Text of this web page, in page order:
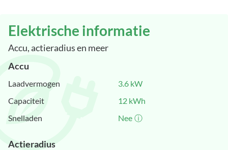
Elektrische informatie
Accu, actieradius en meer
Accu
Laadvermogen 3.6 kW
Capaciteit
12 kWh
Snelladen
Nee ⓘ
Actieradius